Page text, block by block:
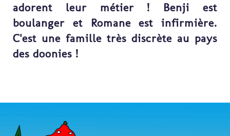
adorent leur métier ! Benji est
boulanger et Romane est infirmière.
C'est une famille très discrète au pays
des doonies !